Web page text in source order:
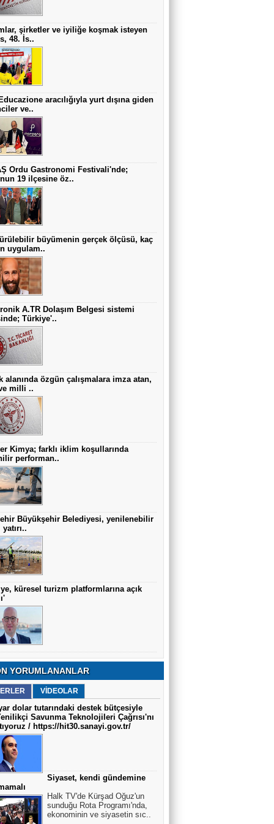
şirketler ve iyiliğe koşmak isteyen
48. İs..
aracılığıyla yurt dışına giden
ve..
Ordu Gastronomi Festivali'nde;
19 ilçesine öz..
büyümenin gerçek ölçüsü, kaç
uygulam..
A.TR Dolaşım Belgesi sistemi
Türkiye'..
alanında özgün çalışmalara imza atan,
milli ..
Kimya; farklı iklim koşullarında
performan..
Büyükşehir Belediyesi, yenilenebilir
küresel turizm platformlarına açık
YORUMLANANLAR
VİDEOLAR
dolar tutarındaki destek bütçesiyle
Savunma Teknolojileri Çağrısı'nı
/ https://hit30.sanayi.gov.tr/
Siyaset, kendi gündemine
Halk TV'de Kürşad Oğuz'un
sunduğu Rota Programı'nda,
ekonominin ve siyasetin sıc..